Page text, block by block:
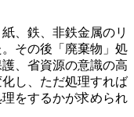
、鉄、非鉄金属のリ
その後「廃棄物」処
、省資源の意識の高
し、ただ処理すれば
をするかが求められ